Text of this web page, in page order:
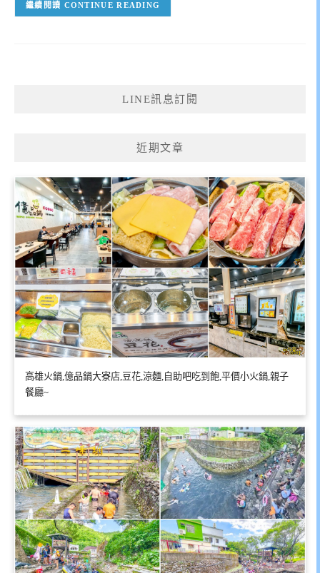
CONTINUE READING
LINE訊息訂閱
近期文章
高雄火鍋,億品鍋大寮店,豆花,涼麵,自助吧吃到飽,平價小火鍋,親子
餐廳~